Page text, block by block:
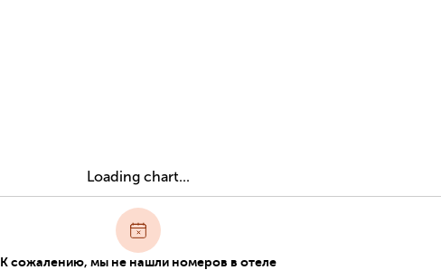
Loading chart...
К сожалению, мы не нашли номеров в отеле